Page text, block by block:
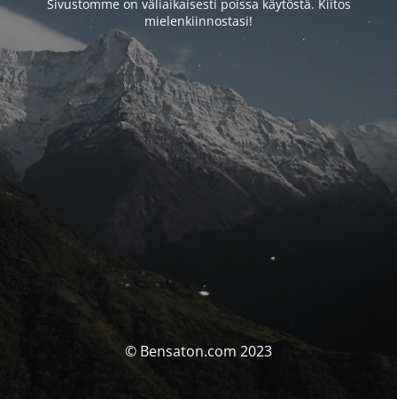
Sivustomme on väliaikaisesti poissa käytöstä. Kiitos
mielenkiinnostasi!
© Bensaton.com 2023